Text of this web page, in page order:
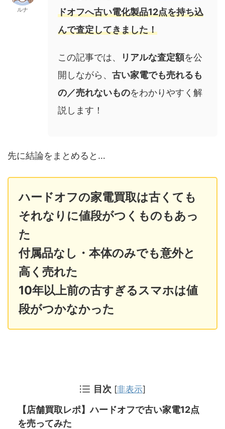
ルナ
ドオフへ古い電化製品12点を持ち込
んで査定してきました！
この記事では、 リアルな査定額を公
開しながら、 古い家電でも売れるも
の／売れないものをわかりやすく解
説します！
先に結論をまとめると…
ハードオフの家電買取は古くても
それなりに値段がつくものもあっ
た
付属品なし・本体のみでも意外と
高く売れた
10年以上前の古すぎるスマホは値
段がつかなかった
目次 [非表示]
【店舗買取レポ】ハードオフで古い家電12点
を売ってみた